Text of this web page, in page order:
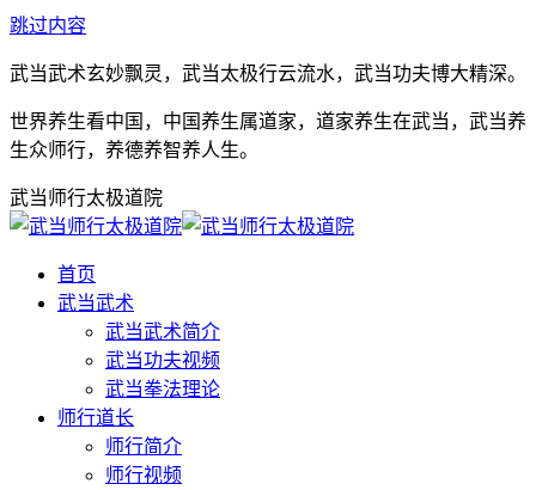
跳过内容
武当武术玄妙飘灵，武当太极行云流水，武当功夫博大精深。
世界养生看中国，中国养生属道家，道家养生在武当，武当养
生众师行，养德养智养人生。
武当师行太极道院
首页
武当武术
武当武术简介
武当功夫视频
武当拳法理论
师行道长
师行简介
师行视频